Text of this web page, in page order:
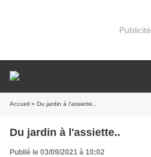
Publicité
Accueil » Du jardin à l'assiette..
Du jardin à l'assiette..
Publié le 03/09/2021 à 10:02